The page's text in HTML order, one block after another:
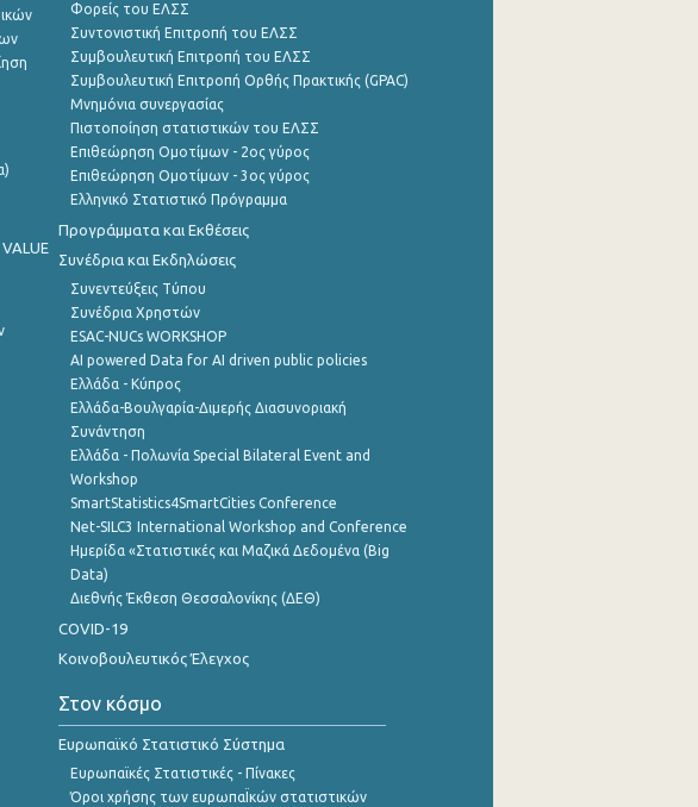
Φορείς του ΕΛΣΣ
Συντονιστική Επιτροπή του ΕΛΣΣ
Συμβουλευτική Επιτροπή του ΕΛΣΣ
Συμβουλευτική Επιτροπή Ορθής Πρακτικής (GPAC)
Μνημόνια συνεργασίας
Πιστοποίηση στατιστικών του ΕΛΣΣ
Επιθεώρηση Ομοτίμων - 2ος γύρος
Επιθεώρηση Ομοτίμων - 3ος γύρος
Ελληνικό Στατιστικό Πρόγραμμα
Προγράμματα και Εκθέσεις
Συνέδρια και Εκδηλώσεις
Συνεντεύξεις Τύπου
Συνέδρια Χρηστών
ESAC-NUCs WORKSHOP
AI powered Data for AI driven public policies
Ελλάδα - Κύπρος
Ελλάδα-Βουλγαρία-Διμερής Διασυνοριακή
Συνάντηση
Ελλάδα - Πολωνία Special Bilateral Event and
Workshop
SmartStatistics4SmartCities Conference
Net-SILC3 International Workshop and Conference
Ημερίδα «Στατιστικές και Μαζικά Δεδομένα (Big
Data)
Διεθνής Έκθεση Θεσσαλονίκης (ΔΕΘ)
COVID-19
Κοινοβουλευτικός Έλεγχος
Στον κόσμο
Ευρωπαϊκό Στατιστικό Σύστημα
Ευρωπαϊκές Στατιστικές - Πίνακες
Όροι χρήσης των ευρωπαΪκών στατιστικών